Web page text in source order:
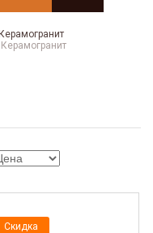
Керамогранит
Керамогранит
Скидка